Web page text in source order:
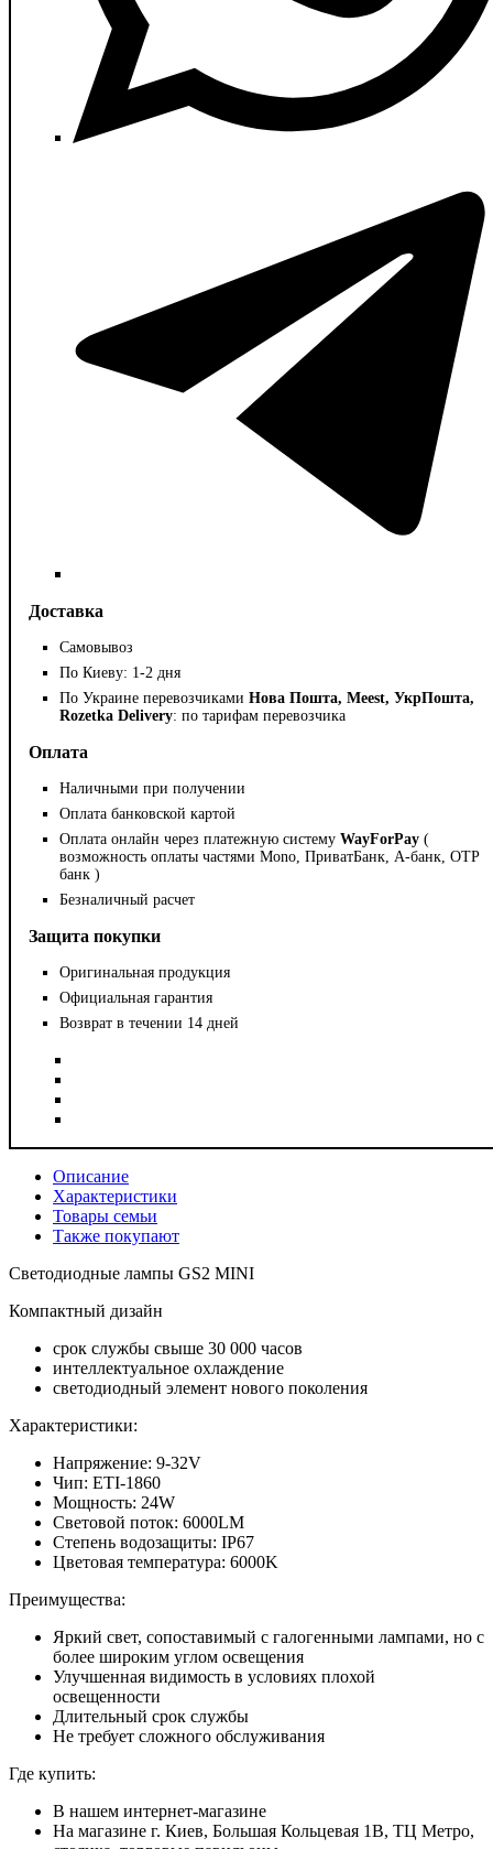
Доставка
Самовывоз
По Киеву: 1-2 дня
По Украине перевозчиками Нова Пошта, Meest, УкрПошта,
Rozetka Delivery: по тарифам перевозчика
Оплата
Наличными при получении
Оплата банковской картой
Оплата онлайн через платежную систему WayForPay (
возможность оплаты частями Mono, ПриватБанк, А-банк, OTP
банк )
Безналичный расчет
Защита покупки
Оригинальная продукция
Официальная гарантия
Возврат в течении 14 дней
Описание
Характеристики
Товары семьи
Также покупают
Светодиодные лампы GS2 MINI
Компактный дизайн
срок службы свыше 30 000 часов
интеллектуальное охлаждение
светодиодный элемент нового поколения
Характеристики:
Напряжение: 9-32V
Чип: ETI-1860
Мощность: 24W
Световой поток: 6000LM
Степень водозащиты: IP67
Цветовая температура: 6000K
Преимущества:
Яркий свет, сопоставимый с галогенными лампами, но с
более широким углом освещения
Улучшенная видимость в условиях плохой
освещенности
Длительный срок службы
Не требует сложного обслуживания
Где купить:
В нашем интернет-магазине
На магазине г. Киев, Большая Кольцевая 1В, ТЦ Метро,